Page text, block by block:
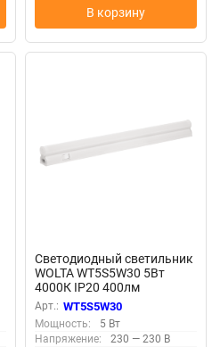
В корзину
Светодиодный светильник
WOLTA WT5S5W30 5Вт
4000К IP20 400лм
соединяемый в линию
Арт.: WT5S5W30
Мощность:
5 Вт
Напряжение:
230 — 230 В